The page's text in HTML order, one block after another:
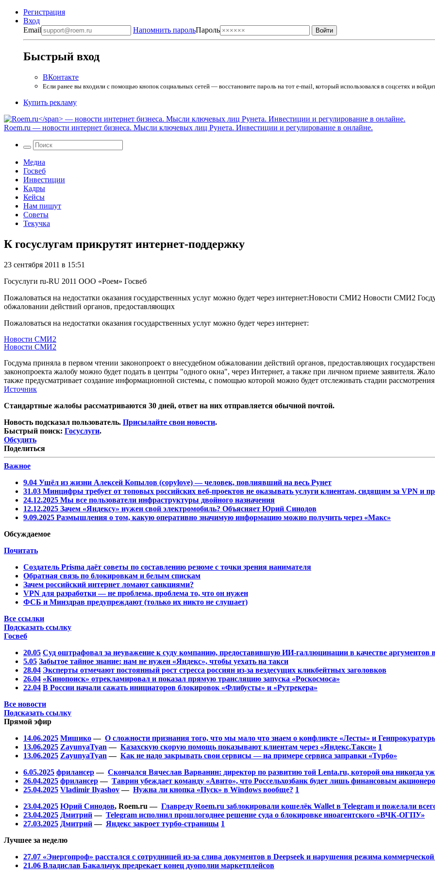
Регистрация
Вход
Email
Напомнить парольПароль
Быстрый вход
ВКонтакте
Если ранее вы входили с помощью кнопок социальных сетей — восстановите пароль на тот e-mail, который использовался в соцсетях и
Купить рекламу
Roem.ru — новости интернет бизнеса. Мысли ключевых лиц Рунета. Инвестиции и регулирование в онлайне.
Медиа
Госвеб
Инвестиции
Кадры
Кейсы
Нам пишут
Советы
Текучка
К госуслугам прикрутят интернет-поддержку
23 сентября 2011 в 15:51
Госуслуги ru-RU 2011 ООО «Роем» Госвеб
Пожаловаться на недостатки оказания государственных услуг можно будет через интернет:Новости СМИ2 Новости СМИ2
обжаловании действий органов, предоставляющих
Пожаловаться на недостатки оказания государственных услуг можно будет через интернет:
Новости СМИ2
Новости СМИ2
Госдума приняла в первом чтении законопроект о внесудебном обжаловании действий органов, предоставляющих
законопроекта жалобу можно будет подать в центры "одного окна", через Интернет, а также при личном приеме заявителя.
также предусматривает создание информационной системы, с помощью которой можно будет отслеживать стадии
Источник
Стандартные жалобы рассматриваются 30 дней, ответ на них отправляется обычной почтой.
Новость подсказал пользователь. Присылайте свои новости.
Быстрый поиск: Госуслуги.
Обсудить
Поделиться
Важное
9.04 Ушёл из жизни Алексей Копылов (copylove) — человек, повлиявший на весь Рунет
31.03 Минцифры требует от топовых российских веб-проектов не оказывать услуги клиентам, сидящим за VPN и
24.12.2025 Мы все пользователи инфраструктуры двойного назначения
12.12.2025 Зачем «Яндексу» нужен свой электромобиль? Объясняет Юрий Синодов
9.09.2025 Размышления о том, какую оперативно значимую информацию можно получить через «Макс»
Обсуждаемое
Почитать
Создатель Prisma даёт советы по составлению резюме с точки зрения нанимателя
Обратная связь по блокировкам и белым спискам
Зачем российский интернет ломают санкциями?
VPN для разработки — не проблема, проблема то, что он нужен
ФСБ и Минздрав предупреждают (только их никто не слушает)
Все ссылки
Подсказать ссылку
Госвеб
20.05 Суд оштрафовал за неуважение к суду компанию, предоставившую ИИ-галлюцинации в качестве аргументов
5.05 Забытое тайное знание: нам не нужен «Яндекс», чтобы уехать на такси
28.04 Эксперты отмечают постоянный рост стресса россиян из-за вездесущих кликбейтных заголовков
26.04 «Кинопоиск» отрекламировал и показал прямую трансляцию запуска «Роскосмоса»
22.04 В России начали сажать инициаторов блокировок «Флибусты» и «Рутрекера»
Все новости
Подсказать ссылку
Прямой эфир
14.06.2025 Мишико— О сложности признания того, что мы мало что знаем о конфликте «Лесты» и
13.06.2025 ZayunyaTyan — Казахскую скорую помощь показывают клиентам через «Яндекс.Такси» 1
13.06.2025 ZayunyaTyan — Как не надо закрывать свои сервисы — на примере сервиса заправки «Турбо»
6.05.2025 фрилансер— Скончался Вячеслав Варванин: директор по развитию той Lenta.ru, которой она никогда
26.04.2025 фрилансер— Таврин убеждает команду «Авито», что Россельхозбанк будет лишь финансовым
25.04.2025 Vladimir Ilyashov— Нужна ли кнопка «Пуск» в Windows вообще? 1
23.04.2025 Юрий Синодов, Roem.ru — Главреду Roem.ru заблокировали кошелёк Wallet в Telegram и пожелали
23.04.2025 Дмитрий— Telegram исполнил прошлогоднее решение суда о блокировке иноагентского «ВЧК-ОГПУ»
27.03.2025 Дмитрий— Яндекс закроет турбо-страницы 1
Лучшее за неделю
27.07 «Энергопроф» расстался с сотрудницей из-за слива документов в Deepseek и нарушения режима
21.06 Владислав Бакальчук предрекает конец дуополии маркетплейсов